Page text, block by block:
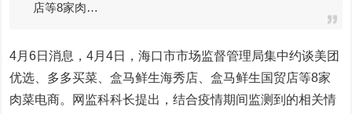
店等8家肉…
4月6日消息，4月4日，海口市市场监督管理局集中约谈美团
优选、多多买菜、盒马鲜生海秀店、盒马鲜生国贸店等8家
肉菜电商。网监科科长提出，结合疫情期间监测到的相关情